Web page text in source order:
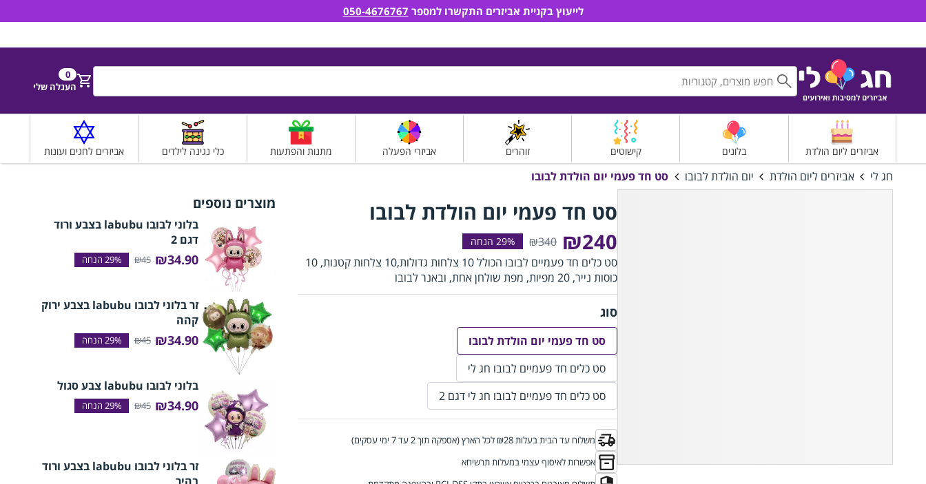
חפש0
העגלה שלי
אביזרים ליום הולדת בלונים קישוטים זוהרים אביזרי הפעלה מתנות והפתעות כלי נגינה לילדים אביזרים לחגים ועונות
חג לי אביזרים ליום הולדת יום הולדת לבובו סט חד פעמי יום הולדת לבובו
סט חד פעמי יום הולדת לבובו
₪240
₪340
סט כלים חד פעמיים לבובו הכולל 10 צלחות גדולות,10 צלחות קטנות, 10
כוסות נייר, 20 מפיות, מפת שולחן אחת, ובאנר לבובו
סוג
סט חד פעמי יום הולדת לבובו
סט כלים חד פעמיים לבובו חג לי
סט כלים חד פעמיים לבובו חג לי דגם 2
משלוח עד הבית בעלות ₪28 לכל הארץ (אספקה תוך 2 עד 7 ימי עסקים)
אפשרות לאיסוף עצמי במעלות תרשיחא
מוצרים נוספים
בלוני לבובו labubu בצבע ורוד
דגם 2
₪34.90
₪45
זר בלוני לבובו labubu בצבע ירוק
קהה
₪34.90
₪45
בלוני לבובו labubu צבע סגול
₪34.90
₪45
זר בלוני לבובו labubu בצבע ורוד
לייעוץ בקניית אביזרים התקשרו למספר 050-4676767